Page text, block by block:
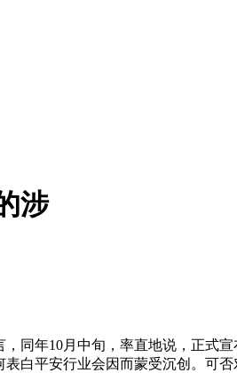
涉
年10月中旬，率直地说，正式
白平安行业会因而蒙受沉创。可